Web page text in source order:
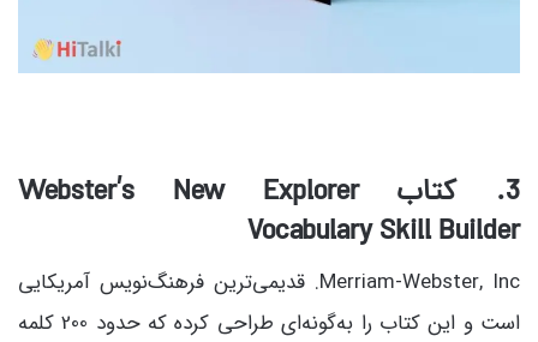
3. کتاب Webster’s New Explorer
Vocabulary Skill Builder
Merriam-Webster, Inc. قدیمی‌ترین فرهنگ‌نویس آمریکایی
است و این کتاب را به‌گونه‌ای طراحی کرده که حدود 200 کلمه